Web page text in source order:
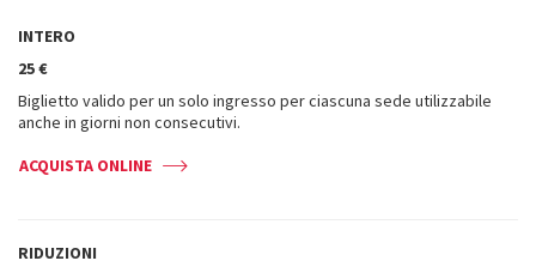
INTERO
25 €
Biglietto valido per un solo ingresso per ciascuna sede utilizzabile
anche in giorni non consecutivi.
ACQUISTA ONLINE
RIDUZIONI